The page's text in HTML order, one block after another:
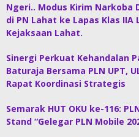
Ngeri.. Modus Kirim Narkoba
di PN Lahat ke Lapas Klas
Kejaksaan Lahat.
Sinergi Perkuat Kehandalan
Baturaja Bersama PLN UPT,
Rapat Koordinasi Strategis
Semarak HUT OKU ke-116:
Stand “Gelegar PLN Mobile